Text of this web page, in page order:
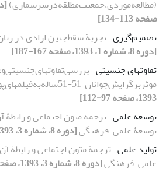
(مطالعه‌موردی،‌جمعیت‌مطلقه‌در‌سرشماری‌‌)
صفحه 113-134]
تصمیم‌گیری تجربة سقط‌جنین‌ ارادی در
[دوره 8، شماره 1، 1393، صفحه 167-187]
تفاوتهای جنسیتی
موثر‌بر‌گرایش‌جوانان‌ ‌ ‌51-51ساله‌به‌فیلمهای‌پورنو
1393، صفحه 97-112]
توسعة علمی ترجمة متون اجتماعی و رابطۀ
توسعۀ علمی‌ـ فرهنگی[دوره 8، شماره 3، 1393، صفحه 28-46]
تولید علمی ترجمة متون اجتماعی و رابطۀ
علمی‌ـ فرهنگی[دوره 8، شماره 3، 1393، صفحه 28-46]